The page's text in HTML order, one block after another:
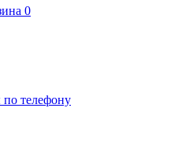
0
по телефону